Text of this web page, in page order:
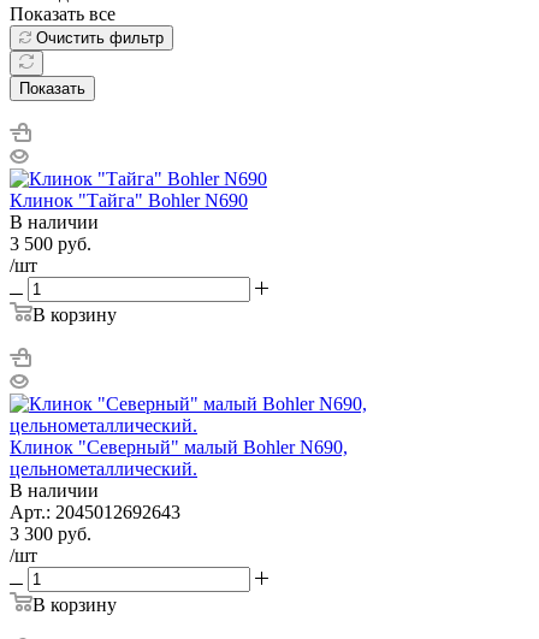
Показать все
Очистить фильтр
Показать
Клинок "Тайга" Bohler N690
В наличии
3 500 руб.
/шт
В корзину
Клинок "Северный" малый Bohler N690,
цельнометаллический.
В наличии
Арт.: 2045012692643
3 300 руб.
/шт
В корзину